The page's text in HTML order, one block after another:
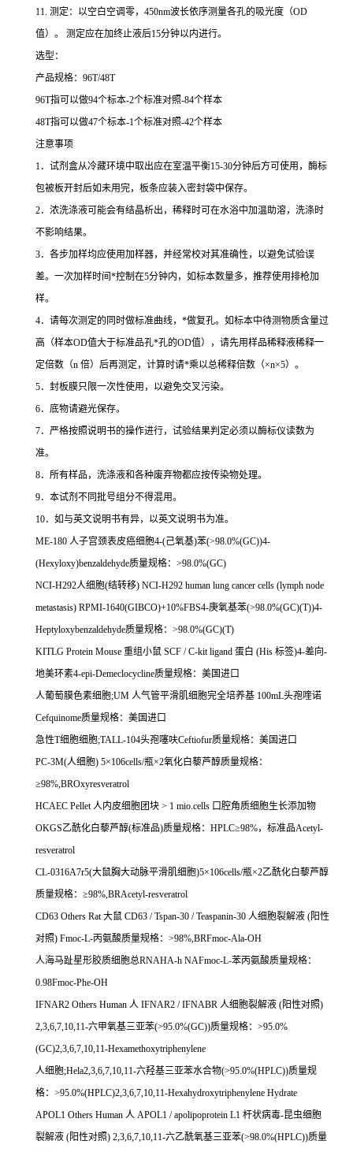
11. 测定：以空白空调零， 450nm波长依序测量各孔的吸光度（OD
值）。
测定应在加终止液后15分钟以内进行。
选型：
产品规格： 96T/48T
96T指可以做94个标本-2个标准对照-84个样本
48T指可以做47个标本-1个标准对照-42个样本
注意事项
1．试剂盒从冷藏环境中取出应在室温平衡15-30分钟后方可使用，酶标
包被板开封后如未用完，板条应装入密封袋中保存。
2．浓洗涤液可能会有结晶析出，稀释时可在水浴中加温助溶，洗涤时
不影响结果。
3．各步加样均应使用加样器，并经常校对其准确性，以避免试验误
差。一次加样时间 *控制在5分钟内，如标本数量多，推荐使用排枪加
样。
4．请每次测定的同时做标准曲线， *做复孔。如标本中待测物质含量过
高（样本OD值大于标准品孔*孔的OD值），请先用样品稀释液稀释一
定倍数（n 倍）后再测定，计算时请*乘以总稀释倍数（×n×5）。
5．封板膜只限一次性使用，以避免交叉污染。
6．底物请避光保存。
7．严格按照说明书的操作进行，试验结果判定必须以酶标仪读数为
准。
8．所有样品，洗涤液和各种废弃物都应按传染物处理。
9．本试剂不同批号组分不得混用。
10．如与英文说明书有异，以英文说明书为准。
ME-180 人子宫颈表皮癌细胞4-(己氧基)苯(>98.0%(GC))4-
(Hexyloxy)benzaldehyde质量规格： >98.0%(GC)
NCI-H292人细胞(结转移) NCI-H292 human lung cancer cells (lymph node
metastasis) RPMI-1640(GIBCO)+10%FBS4-庚氧基苯(>98.0%(GC)(T))4-
Heptyloxybenzaldehyde质量规格： >98.0%(GC)(T)
KITLG Protein Mouse 重组小鼠 SCF / C-kit ligand 蛋白 (His 标签)4-差向-
地美环素4-epi-Demeclocycline质量规格：美国进口
人葡萄膜色素细胞;UM 人气管平滑肌细胞完全培养基 100mL头孢喹诺
Cefquinome质量规格：美国进口
急性T细胞细胞;TALL-104头孢噻呋Ceftiofur质量规格：美国进口
PC-3M(人细胞) 5×106cells/瓶×2氧化白藜芦醇质量规格：
≥98%,BROxyresveratrol
HCAEC Pellet人内皮细胞团块 > 1 mio.cells 口腔角质细胞生长添加物
OKGS乙酰化白藜芦醇(标准品)质量规格： HPLC≥98%，标准品Acetyl-
resveratrol
CL-0316A7r5(大鼠胸大动脉平滑肌细胞)5×106cells/瓶×2乙酰化白藜芦醇
质量规格：≥98%,BRAcetyl-resveratrol
CD63 Others Rat大鼠 CD63 / Tspan-30 / Teaspanin-30 人细胞裂解液 (阳性
对照) Fmoc-L-丙氨酸质量规格： >98%,BRFmoc-Ala-OH
人海马趾星形胶质细胞总RNAHA-h NAFmoc-L-苯丙氨酸质量规格：
0.98Fmoc-Phe-OH
IFNAR2 Others Human 人 IFNAR2 / IFNABR 人细胞裂解液 (阳性对照)
2,3,6,7,10,11-六甲氧基三亚苯(>95.0%(GC))质量规格： >95.0%
(GC)2,3,6,7,10,11-Hexamethoxytriphenylene
人细胞;Hela2,3,6,7,10,11-六羟基三亚苯水合物(>95.0%(HPLC))质量规
格： >95.0%(HPLC)2,3,6,7,10,11-Hexahydroxytriphenylene Hydrate
APOL1 Others Human 人 APOL1 / apolipoprotein L1 杆状病毒-昆虫细胞
裂解液 (阳性对照) 2,3,6,7,10,11-六乙酰氧基三亚苯(>98.0%(HPLC))质量